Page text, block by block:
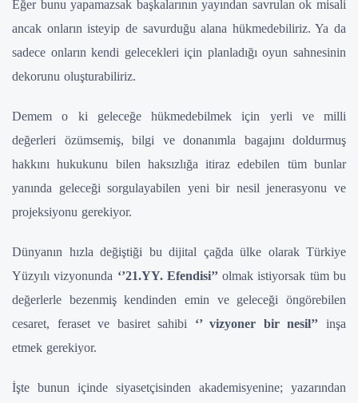
Eğer bunu yapamazsak başkalarının yayından savrulan ok misali
ancak onların isteyip de savurduğu alana hükmedebiliriz. Ya da
sadece onların kendi gelecekleri için planladığı oyun sahnesinin
dekorunu oluşturabiliriz.
Demem o ki geleceğe hükmedebilmek için yerli ve milli
değerleri özümsemiş, bilgi ve donanımla bagajını doldurmuş
hakkını hukukunu bilen haksızlığa itiraz edebilen tüm bunlar
yanında geleceği sorgulayabilen yeni bir nesil jenerasyonu ve
projeksiyonu gerekiyor.
Dünyanın hızla değiştiği bu dijital çağda ülke olarak Türkiye
Yüzyılı vizyonunda ‘’21.YY. Efendisi’’olmak istiyorsak tüm bu
değerlerle bezenmiş kendinden emin ve geleceği öngörebilen
cesaret, feraset ve basiret sahibi ‘’ vizyoner bir nesil’’ inşa
etmek gerekiyor.
İşte bunun içinde siyasetçisinden akademisyenine; yazarından